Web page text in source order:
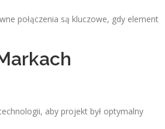
połączenia są kluczowe, gdy element
aby projekt był optymalny